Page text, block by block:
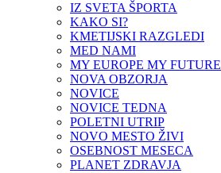
IZ SVETA ŠPORTA
KAKO SI?
KMETIJSKI RAZGLEDI
MED NAMI
MY EUROPE MY FUTURE
NOVA OBZORJA
NOVICE
NOVICE TEDNA
POLETNI UTRIP
NOVO MESTO ŽIVI
OSEBNOST MESECA
PLANET ZDRAVJA